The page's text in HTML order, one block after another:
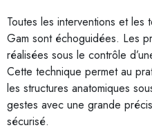
Toutes les interventions et
Gam sont échoguidées. Les
réalisées sous le contrôle
Cette technique permet au
les structures anatomiques
gestes avec une grande
sécurisé.